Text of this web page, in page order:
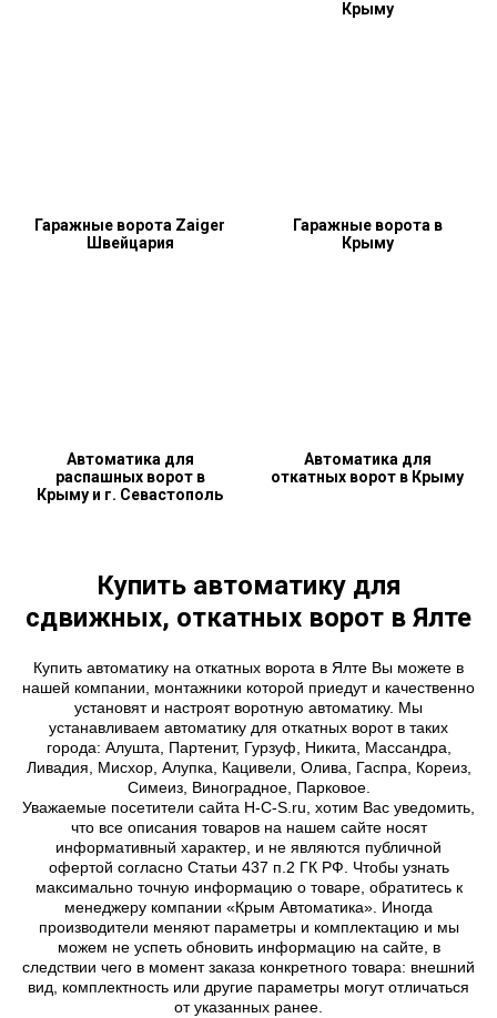
Крыму
Гаражные ворота Zaiger
Швейцария
Гаражные ворота в
Крыму
Автоматика для
распашных ворот в
Крыму и г. Севастополь
Автоматика для
откатных ворот в Крыму
Купить автоматику для
сдвижных, откатных ворот в Ялте
Купить автоматику на откатных ворота в Ялте Вы можете в
нашей компании, монтажники которой приедут и качественно
установят и настроят воротную автоматику. Мы
устанавливаем автоматику для откатных ворот в таких
города: Алушта, Партенит, Гурзуф, Никита, Массандра,
Ливадия, Мисхор, Алупка, Кацивели, Олива, Гаспра, Кореиз,
Симеиз, Виноградное, Парковое.
Уважаемые посетители сайта H-C-S.ru, хотим Вас уведомить,
что все описания товаров на нашем сайте носят
информативный характер, и не являются публичной
офертой согласно Статьи 437 п.2 ГК РФ. Чтобы узнать
максимально точную информацию о товаре, обратитесь к
менеджеру компании «Крым Автоматика». Иногда
производители меняют параметры и комплектацию и мы
можем не успеть обновить информацию на сайте, в
следствии чего в момент заказа конкретного товара: внешний
вид, комплектность или другие параметры могут отличаться
от указанных ранее.